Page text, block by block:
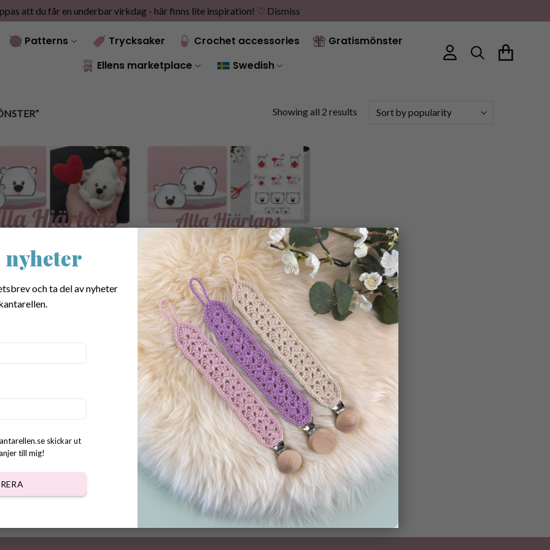
nyheter
och ta del av nyheter
skickar ut
till mig!
×
att du får en underbar virkdag - här finns lite inspiration! ♡ Dismiss
Patterns Trycksaker Crochet accessories
Gratismönster
Ellens marketplace
Swedish
Showing all 2 resultsSorted
Trycksaker till Alla Hjärtans Nalle
Bundle
70.00kr